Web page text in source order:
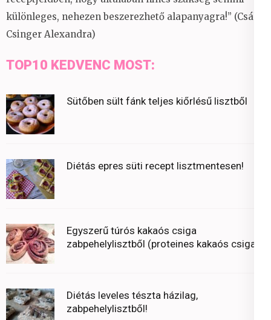
különleges, nehezen beszerezhető alapanyagra!” (Csáky
Csinger Alexandra)
TOP10 KEDVENC MOST:
Sütőben sült fánk teljes kiőrlésű lisztből
Diétás epres süti recept lisztmentesen!
Egyszerű túrós kakaós csiga
zabpehelylisztből (proteines kakaós csiga)
Diétás leveles tészta házilag,
zabpehelylisztből!